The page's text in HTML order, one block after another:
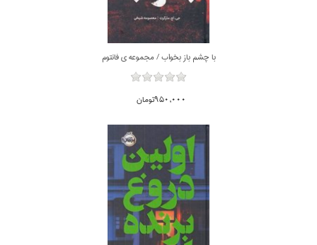
با چشم باز بخواب / مجموعه ي فانتوم
950,000تومان